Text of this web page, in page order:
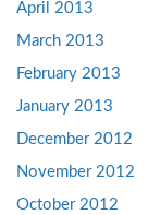
April 2013
March 2013
February 2013
January 2013
December 2012
November 2012
October 2012